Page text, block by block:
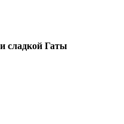
сладкой Гаты